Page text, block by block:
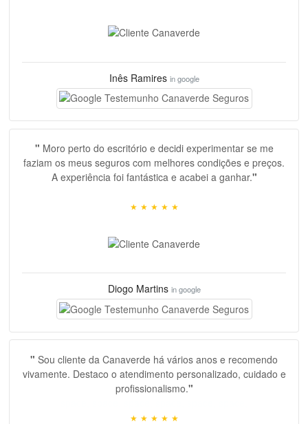
Inês Ramires in google
" Moro perto do escritório e decidi experimentar se me
faziam os meus seguros com melhores condições e preços.
A experiência foi fantástica e acabei a ganhar."
★ ★ ★ ★ ★
Diogo Martins in google
" Sou cliente da Canaverde há vários anos e recomendo
vivamente. Destaco o atendimento personalizado, cuidado e
profissionalismo."
★ ★ ★ ★ ★